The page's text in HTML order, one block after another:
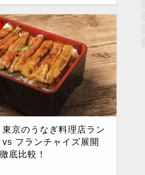
東京のうなぎ料理店ラン
フランチャイズ展開
底比較！